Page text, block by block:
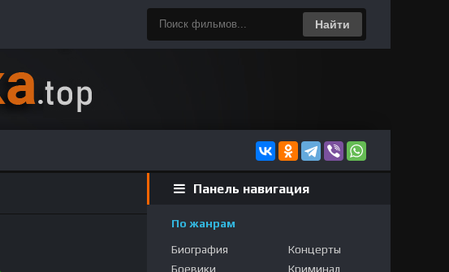
Найти
Панель навигация
По жанрам
Биография
Боевики
Концерты
Криминал